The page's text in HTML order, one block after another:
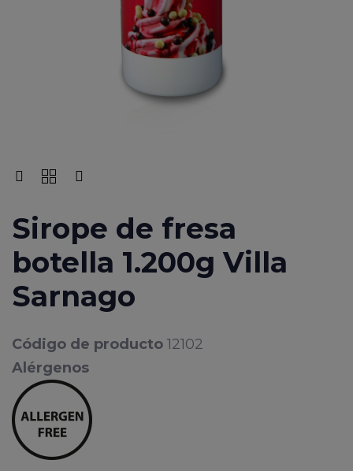
Sirope de fresa
botella 1.200g Villa
Sarnago
Código de producto 12102
Alérgenos